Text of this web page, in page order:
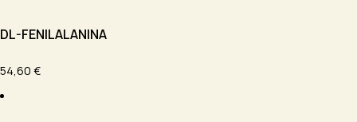
DL-FENILALANINA
54,60 €